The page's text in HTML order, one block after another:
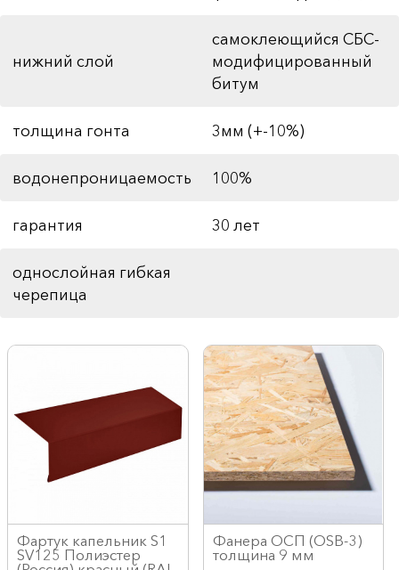
нижний слой
самоклеющийся СБС-
модифицированный
битум
толщина гонта 3мм (+-10%)
водонепроницаемость 100%
гарантия 30 лет
однослойная гибкая
черепица
Фартук капельник S1
SV125 Полиэстер
Фанера ОСП (OSB-3)
толщина 9 мм